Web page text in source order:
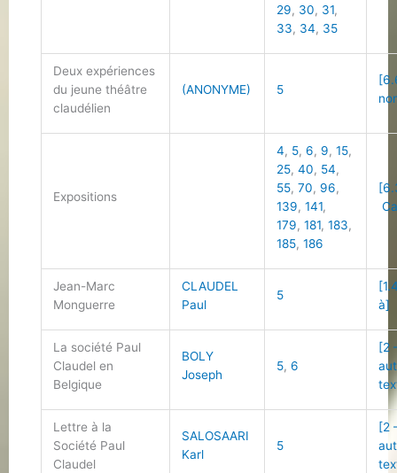
29, 30, 31,
33, 34, 35
Deux expériences
du jeune théâtre
claudélien
(ANONYME) 5
Expositions
4, 5,6, 9,15,
25,40, 54,
55,70, 96,
139,141,
179,181,183,
185,186
Jean-Marc
Monguerre
CLAUDEL
Paul
5
à]
La société Paul
Claudel en
Belgique
BOLY
Joseph
5,6
[2
Lettre à la
Société Paul
Claudel
SALOSAARI
Karl
5
[2